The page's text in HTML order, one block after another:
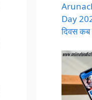
Day
दिवस कब